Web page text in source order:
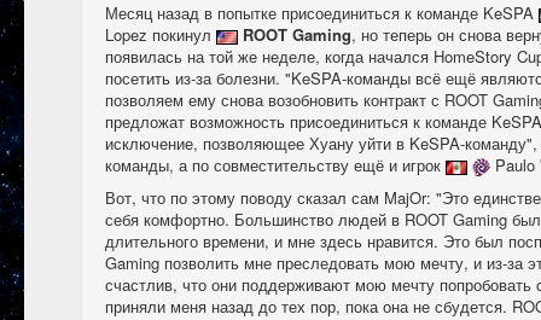
Месяц назад в попытке присоединиться к команде KeSPA
Lopez покинул
ROOT Gaming, но теперь он снова
появилась на той же неделе, когда начался HomeStory
посетить из-за болезни. "KeSPA-команды всё ещё
позволяем ему снова возобновить контракт с ROOT
предложат возможность присоединиться к команде
исключение, позволяющее Хуану уйти в KeSPA-
команды, а по совместительству ещё и игрок
Paulo
Вот, что по этому поводу сказал сам MajOr: "Это
себя комфортно. Большинство людей в ROOT Gaming
длительного времени, и мне здесь нравится. Это был
Gaming позволить мне преследовать мою мечту, и из-за
счастлив, что они поддерживают мою мечту попробовать
приняли меня назад до тех пор, пока она не сбудется.